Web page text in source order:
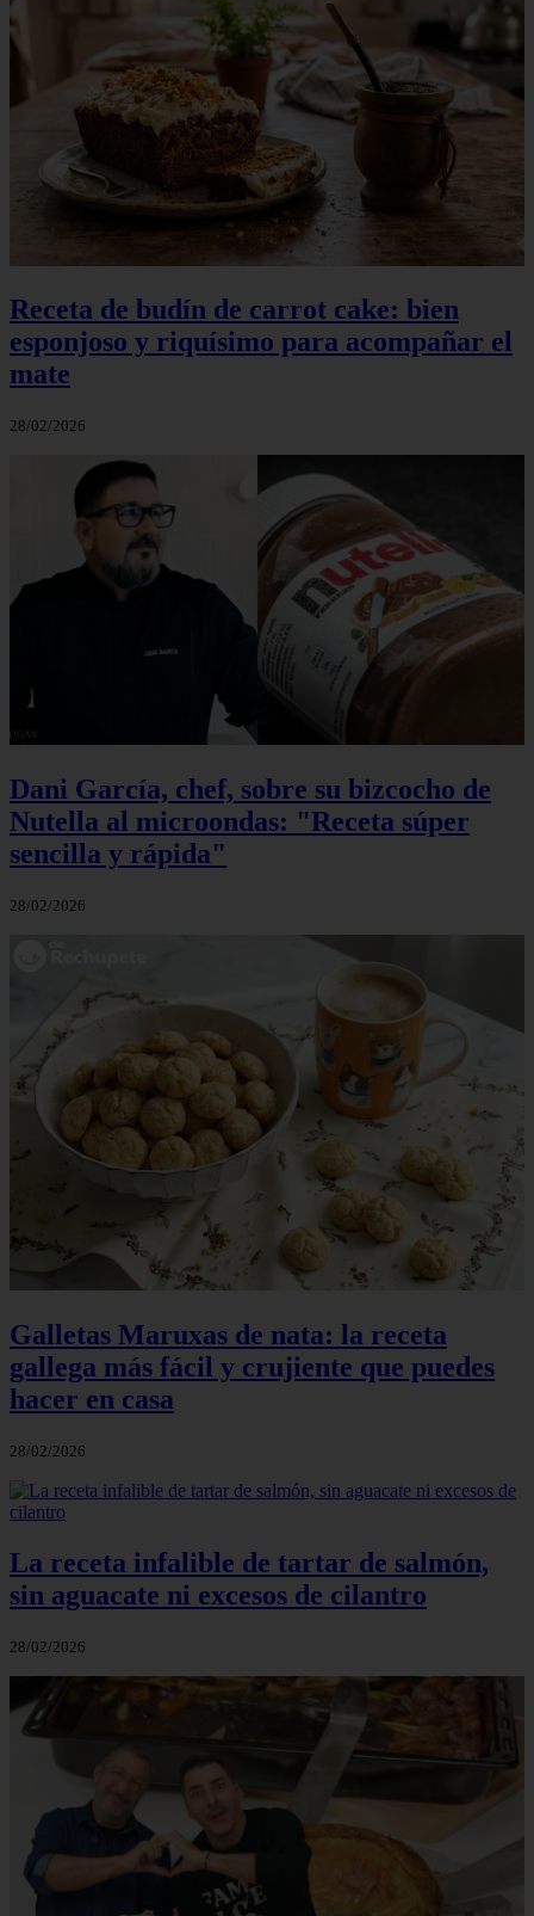
Receta de budín de carrot cake: bien
esponjoso y riquísimo para acompañar el
mate
28/02/2026
Dani García, chef, sobre su bizcocho de
Nutella al microondas: "Receta súper
sencilla y rápida"
28/02/2026
Galletas Maruxas de nata: la receta
gallega más fácil y crujiente que puedes
hacer en casa
28/02/2026
La receta infalible de tartar de salmón,
sin aguacate ni excesos de cilantro
28/02/2026